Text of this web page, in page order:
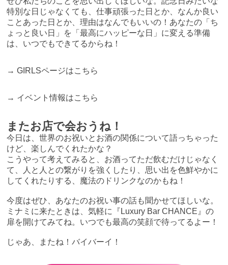
特別な日じゃなくても、仕事頑張った日とか、なんか良い
ことあった日とか、理由はなんでもいいの！あなたの「ち
ょっと良い日」を「最高にハッピーな日」に変える準備
は、いつでもできてるからね！
→GIRLSページはこちら
→ イベント情報はこちら
またお店で会おうね！
今日は、世界のお祝いとお酒の関係について語っちゃった
けど、楽しんでくれたかな？
こうやって考えてみると、お酒ってただ飲むだけじゃなく
て、人と人との繋がりを強くしたり、思い出を色鮮やかに
してくれたりする、魔法のドリンクなのかもね！
今度はぜひ、あなたのお祝い事の話も聞かせてほしいな。
ミナミに来たときは、気軽に『Luxury Bar CHANCE』の
扉を開けてみてね。いつでも最高の笑顔で待ってるよー！
じゃあ、またね！バイバーイ！